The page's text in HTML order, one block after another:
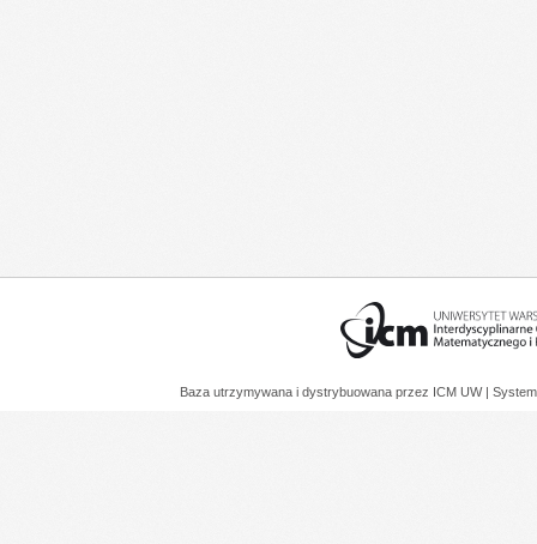
Baza utrzymywana i dystrybuowana przez ICM UW |